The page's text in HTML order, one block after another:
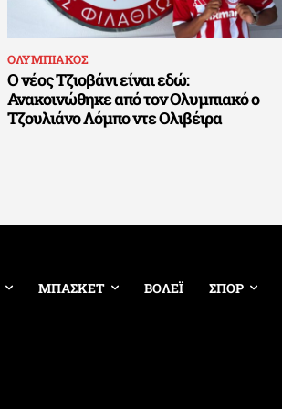
ΟΛΥΜΠΙΑΚΟΣ
Ο νέος Τζιοβάνι είναι εδώ:
Ανακοινώθηκε από τον Ολυμπιακό ο
Τζουλιάνο Λόμπο ντε Ολιβέιρα
ΜΠΑΣΚΕΤ ΒΟΛΕΪ ΣΠΟΡ